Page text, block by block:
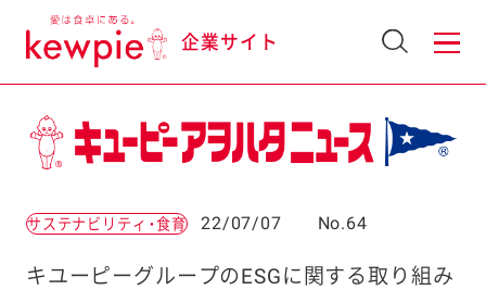
企業サイト
サステナビリティ・食育 22/07/07 No.64
キユーピーグループのESGに関する取り組み